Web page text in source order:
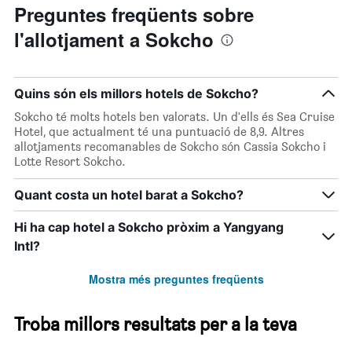
Preguntes freqüents sobre
l'allotjament a Sokcho
Quins són els millors hotels de Sokcho?
Sokcho té molts hotels ben valorats. Un d'ells és Sea Cruise
Hotel, que actualment té una puntuació de 8,9. Altres
allotjaments recomanables de Sokcho són Cassia Sokcho i
Lotte Resort Sokcho.
Quant costa un hotel barat a Sokcho?
Hi ha cap hotel a Sokcho pròxim a Yangyang
Intl?
Mostra més preguntes freqüents
Troba millors resultats per a la teva